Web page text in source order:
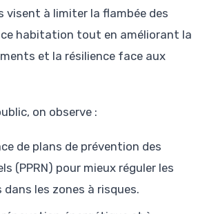
visent à limiter la flambée des
habitation tout en améliorant la
et la résilience face aux
on observe :
de plans de prévention des
(PPRN) pour mieux réguler les
les zones à risques.